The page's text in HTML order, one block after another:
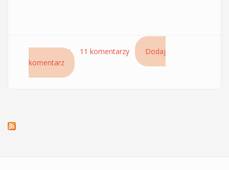
Czytaj dalejwpis Serum Mythic Oil Loreal Professionnel –
odżywczy olejek do włosów
11 komentarzy
Dodaj
komentarz